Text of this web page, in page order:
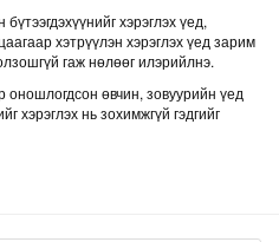
хэрэглэх үед,
хэтрүүлэн хэрэглэх үед зарим
гаж нөлөөг илэрийлнэ.
оношлогдсон өвчин, зовуурийн үед
хэрэглэх нь зохимжгүй гэдгийг